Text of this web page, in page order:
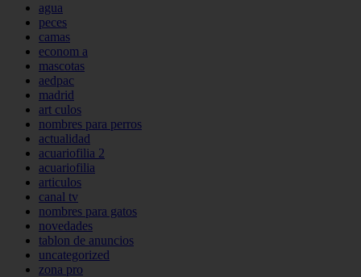
agua
peces
camas
econom a
mascotas
aedpac
madrid
art culos
nombres para perros
actualidad
acuariofilia 2
acuariofilia
articulos
canal tv
nombres para gatos
novedades
tablon de anuncios
uncategorized
zona pro